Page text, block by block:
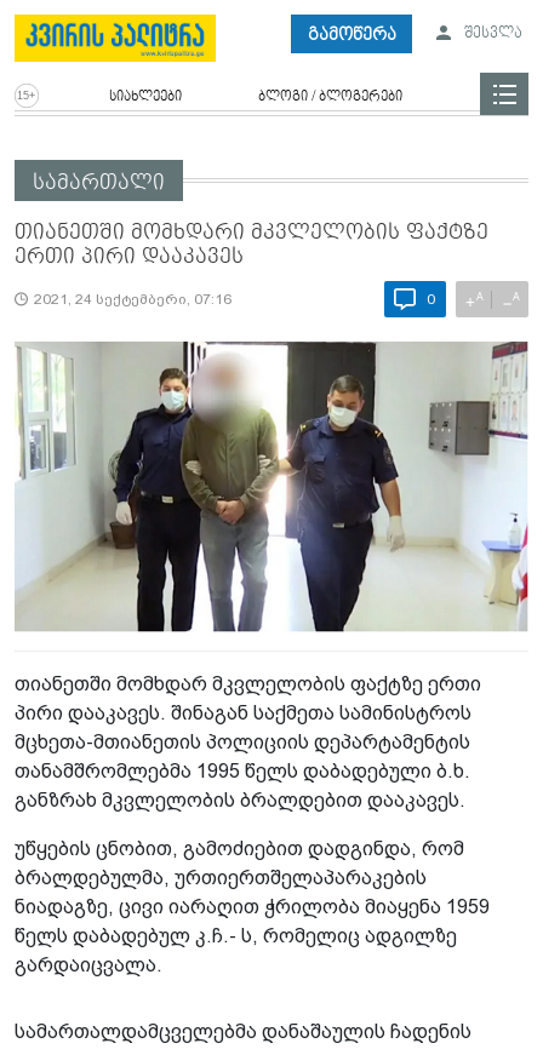
გამოწერა შესვლა
სიახლეები ბლოგი / ბლოგერები
სამართალი
თიანეთში მომხდარი მკვლელობის ფაქტზე
ერთი პირი დააკავეს
2021, 24 სექტემბერი, 07:16 0 +A −A
თიანეთში მომხდარ მკვლელობის ფაქტზე ერთი
პირი დააკავეს. შინაგან საქმეთა სამინისტროს
მცხეთა-მთიანეთის პოლიციის დეპარტამენტის
თანამშრომლებმა 1995 წელს დაბადებული ბ.ხ.
განზრახ მკვლელობის ბრალდებით დააკავეს.
უწყების ცნობით, გამოძიებით დადგინდა, რომ
ბრალდებულმა, ურთიერთშელაპარაკების
ნიადაგზე, ცივი იარაღით ჭრილობა მიაყენა 1959
წელს დაბადებულ კ.ჩ.- ს, რომელიც ადგილზე
გარდაიცვალა.
სამართალდამცველებმა დანაშაულის ჩადენის